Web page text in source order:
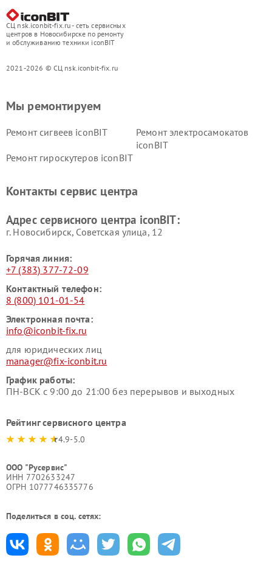
СЦ nsk.iconbit-fix.ru - сеть сервисных
центров в Новосибирске по ремонту
и обслуживанию техники iconBIT
2021-2026 © СЦ nsk.iconbit-fix.ru
Мы ремонтируем
Ремонт сигвеев iconBIT
Ремонт электросамокатов
iconBIT
Ремонт гироскутеров iconBIT
Контакты сервис центра
Адрес сервисного центра iconBIT:
г. Новосибирск, Советская улица, 12
Горячая линия:
+7 (383) 377-72-09
Контактный телефон:
8 (800) 101-01-54
Электронная почта:
info@iconbit-fix.ru
для юридических лиц
manager@fix-iconbit.ru
График работы:
ПН-ВСК с 9:00 до 21:00 без перерывов и выходных
Рейтинг сервисного центра
4.9-5.0
ООО "Русервис"
ИНН 7702633247
ОГРН 1077746335776
Поделиться в соц. сетях: